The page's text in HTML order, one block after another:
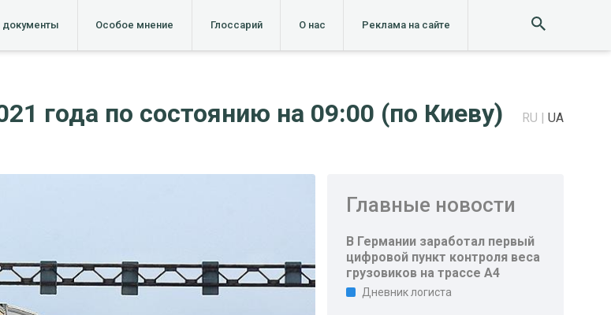
документы Особое мнение Глоссарий О нас Реклама на сайте
года по состоянию на 09:00 (по Киеву) RU UA
Главные новости
В Германии заработал первый
цифровой пункт контроля веса
грузовиков на трассе A4
Дневник логиста